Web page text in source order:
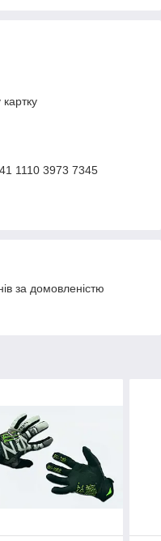
1110 3973 7345
за домовленістю